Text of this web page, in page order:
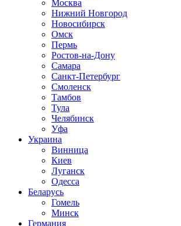
Москва
Нижний Новгород
Новосибирск
Омск
Пермь
Ростов-на-Дону
Самара
Санкт-Петербург
Смоленск
Тамбов
Тула
Челябинск
Уфа
Украина
Винница
Киев
Луганск
Одесса
Беларусь
Гомель
Минск
Германия